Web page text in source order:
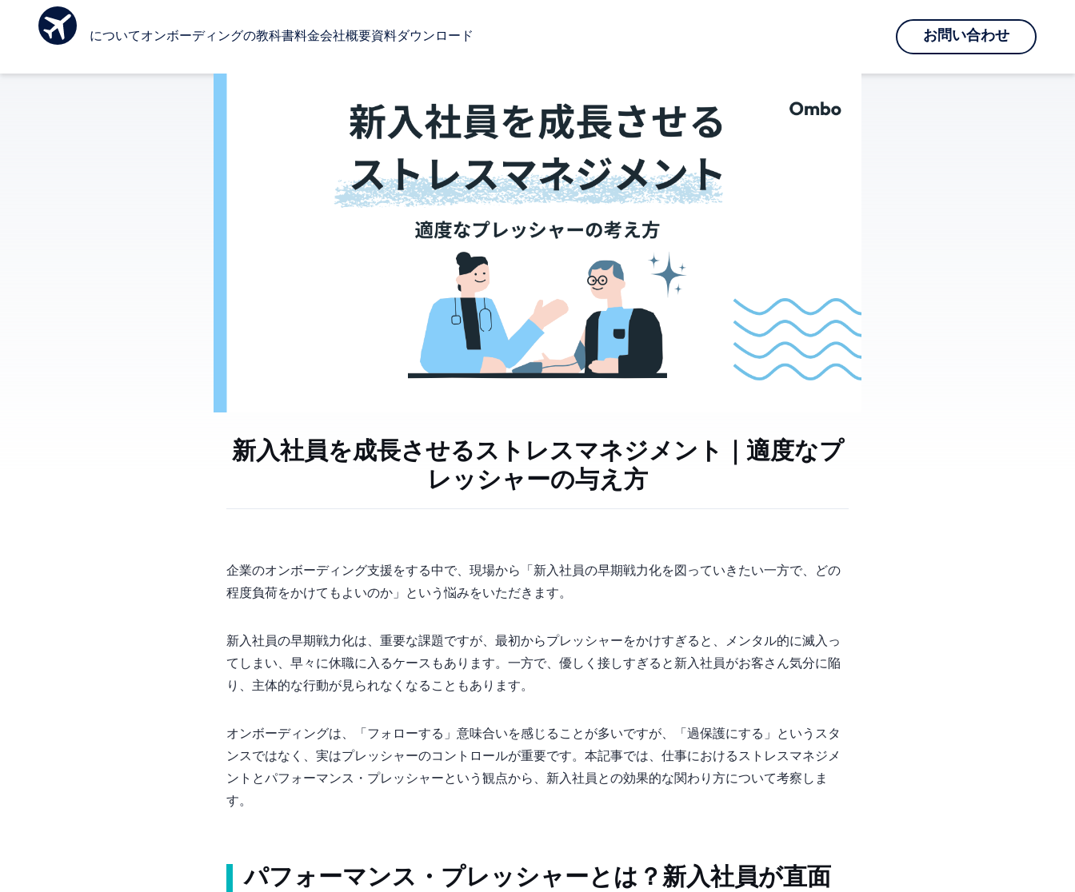
Ombo についてオンボーディングの教科書料金会社概要資料ダウンロード お問い合わせ
新入社員を成長させるストレスマネジメント｜適度なプ
レッシャーの与え方
企業のオンボーディング支援をする中で、現場から「新入社員の早期戦力化を図っていきたい一方で、どの
程度負荷をかけてもよいのか」という悩みをいただきます。
新入社員の早期戦力化は、重要な課題ですが、最初からプレッシャーをかけすぎると、メンタル的に滅入っ
てしまい、早々に休職に入るケースもあります。一方で、優しく接しすぎると新入社員がお客さん気分に陥
り、主体的な行動が見られなくなることもあります。
オンボーディングは、「フォローする」意味合いを感じることが多いですが、「過保護にする」というスタ
ンスではなく、実はプレッシャーのコントロールが重要です。本記事では、仕事におけるストレスマネジメ
ントとパフォーマンス・プレッシャーという観点から、新入社員との効果的な関わり方について考察しま
す。
パフォーマンス・プレッシャーとは？新入社員が直面